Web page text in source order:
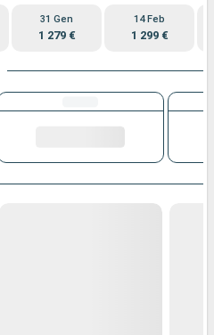
31 Gen
1 279 €
14 Feb
1 299 €